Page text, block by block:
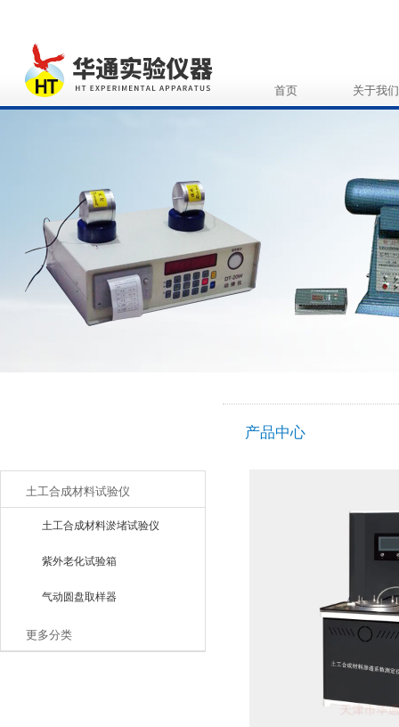
首页 关于我们
土工合成材料试验仪
土工合成材料淤堵试验仪
紫外老化试验箱
气动圆盘取样器
更多分类
产品中心